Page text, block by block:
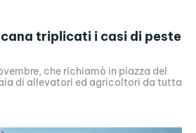
triplicati i casi di peste
che richiamò in piazza del
di allevatori ed agricoltori da tutta